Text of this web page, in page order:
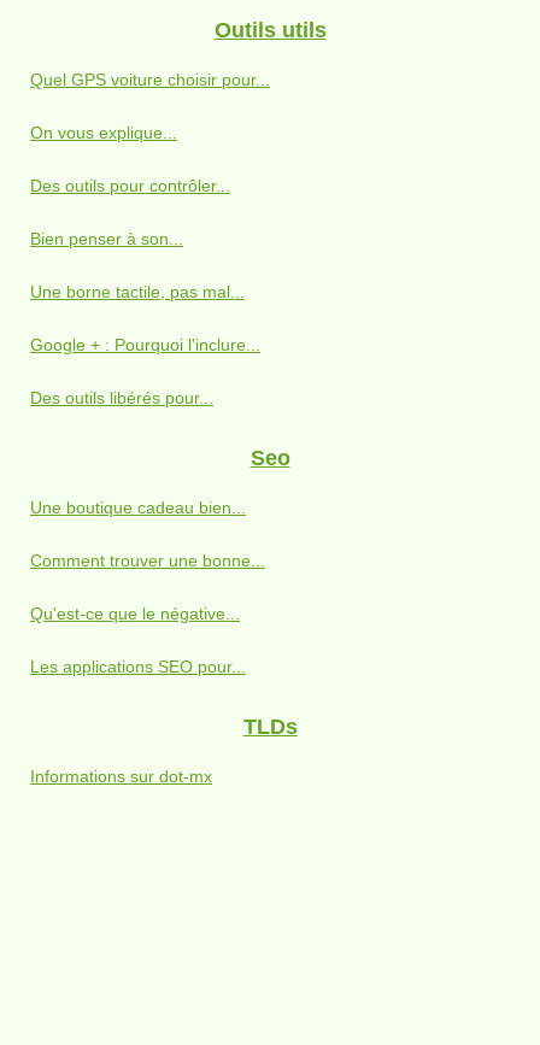
Outils utils
Quel GPS voiture choisir pour...
On vous explique...
Des outils pour contrôler...
Bien penser à son...
Une borne tactile, pas mal...
Google + : Pourquoi l'inclure...
Des outils libérés pour...
Seo
Une boutique cadeau bien...
Comment trouver une bonne...
Qu'est-ce que le négative...
Les applications SEO pour...
TLDs
Informations sur dot-mx